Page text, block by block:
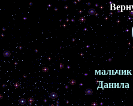
мальчик
Данила